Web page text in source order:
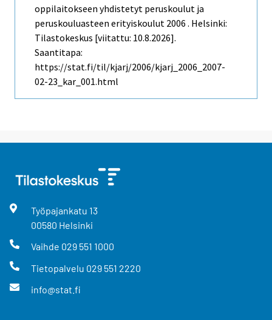
oppilaitokseen yhdistetyt peruskoulut ja
peruskouluasteen erityiskoulut 2006 . Helsinki:
Tilastokeskus [viitattu: 10.8.2026].
Saantitapa:
https://stat.fi/til/kjarj/2006/kjarj_2006_2007-
02-23_kar_001.html
Työpajankatu 13
00580 Helsinki
Vaihde 029 551 1000
Tietopalvelu 029 551 2220
info@stat.fi